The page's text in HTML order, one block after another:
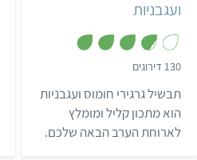
ועגבניות
130 דירוגים
.
8
מ
ת
ו
תבשיל גרגירי חומוס ועגבניות
הוא מתכון קליל ומומלץ
לארוחת הערב הבאה שלכם.